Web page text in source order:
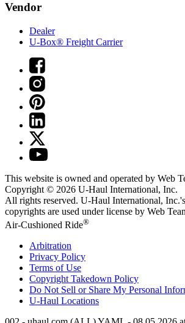
Vendor
Dealer
U-Box® Freight Carrier
This website is owned and operated by Web
Copyright © 2026 U-Haul International, Inc.
All rights reserved. U-Haul International,
copyrights are used under license by Web
Air-Cushioned Ride®
Arbitration
Privacy Policy
Terms of Use
Copyright Takedown Policy
Do Not Sell or Share My Personal
U-Haul Locations